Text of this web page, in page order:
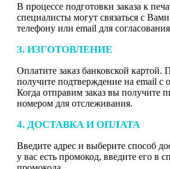
В процессе подготовки заказа к
специалисты могут связаться с
телефону или email для
3. ИЗГОТОВЛЕНИЕ
Оплатите заказ банковской картой.
получите подтверждение на email с
Когда отправим заказ вы получите
номером для отслеживания.
4. ДОСТАВКА И ОПЛАТА
Введите адрес и выберите способ
у вас есть промокод, введите его в